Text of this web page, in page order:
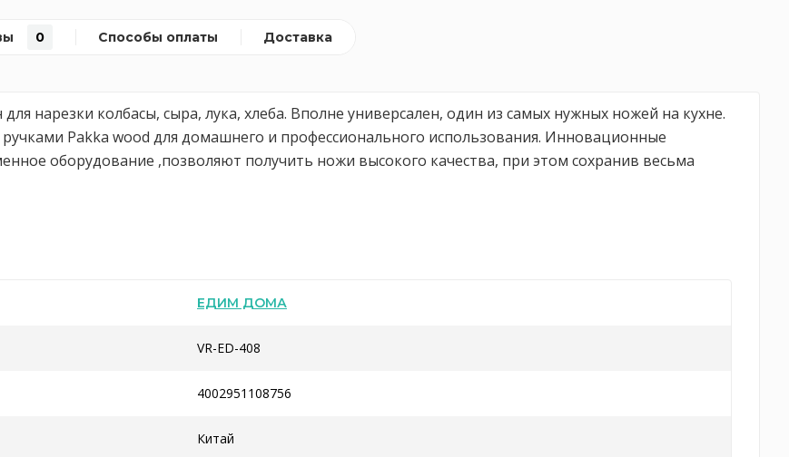
0 Способы оплаты Доставка
нарезки колбасы, сыра, лука, хлеба. Вполне универсален, один из самых нужных ножей на кухне.
Pakka wood для домашнего и профессионального использования. Инновационные
оборудование ,позволяют получить ножи высокого качества, при этом сохранив весьма
ЕДИМ ДОМА
VR-ED-408
4002951108756
Китай